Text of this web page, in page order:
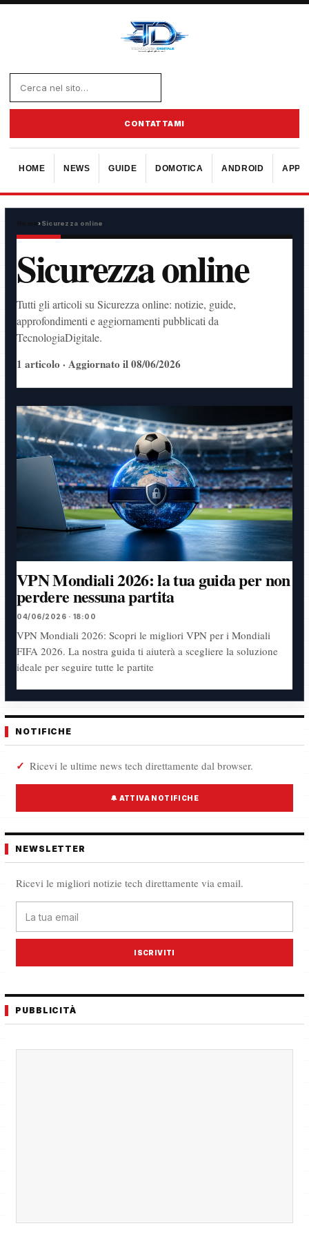
CONTATTAMI
HOME NEWS GUIDE DOMOTICA ANDROID
Home›Sicurezza online
Sicurezza online
Tutti gli articoli su Sicurezza online: notizie, guide,
approfondimenti e aggiornamenti pubblicati da
TecnologiaDigitale.
1 articolo · Aggiornato il 08/06/2026
VPN Mondiali 2026: la tua guida per non
perdere nessuna partita
04/06/2026 · 18:00
VPN Mondiali 2026: Scopri le migliori VPN per i Mondiali
FIFA 2026. La nostra guida ti aiuterà a scegliere la soluzione
ideale per seguire tutte le partite
NOTIFICHE
Ricevi le ultime news tech direttamente dal browser.
🔔 ATTIVA NOTIFICHE
NEWSLETTER
Ricevi le migliori notizie tech direttamente via email.
ISCRIVITI
PUBBLICITÀ